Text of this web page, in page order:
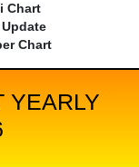
Chart
Chart
YEARLY